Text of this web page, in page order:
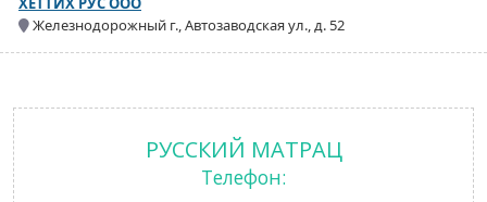
Железнодорожный г., Автозаводская ул., д. 52
РУССКИЙ МАТРАЦ
Телефон: